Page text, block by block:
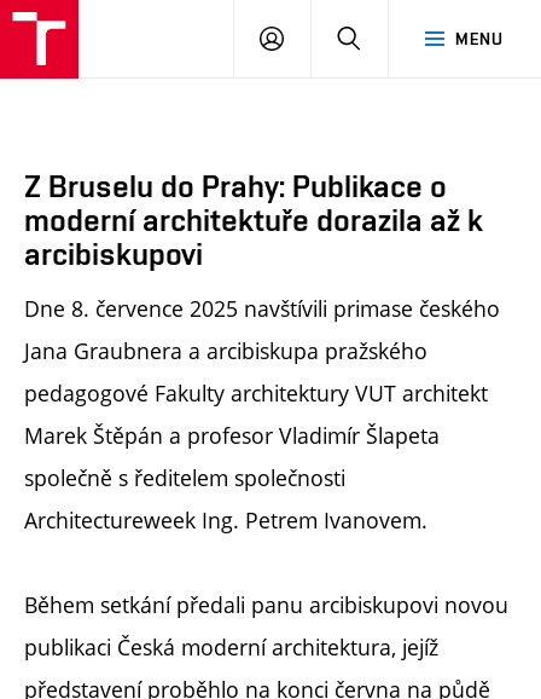
MENU
PŘIHLÁSIT
Z Bruselu do Prahy: Publikace o
moderní architektuře dorazila až k
arcibiskupovi
Dne 8. července 2025 navštívili primase českého
Jana Graubnera a arcibiskupa pražského
pedagogové Fakulty architektury VUT architekt
Marek Štěpán a profesor Vladimír Šlapeta
společně s ředitelem společnosti
Architectureweek Ing. Petrem Ivanovem.
Během setkání předali panu arcibiskupovi novou
publikaci Česká moderní architektura, jejíž
představení proběhlo na konci června na půdě